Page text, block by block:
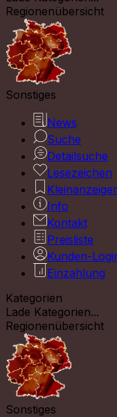
Regionenübersicht
Sonstiges
News
Suche
Detailsuche
Lesezeichen
Info
Kontakt
Preisliste
Kunden-
Einzahlung
Kategorien
Lade Kategorien...
Regionenübersicht
Sonstiges